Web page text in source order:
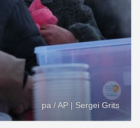
pa / AP | Sergei Grits